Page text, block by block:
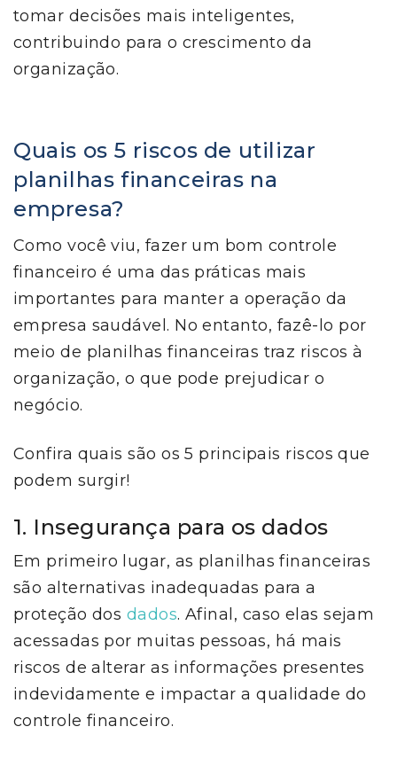
tomar decisões mais inteligentes,
contribuindo para o crescimento da
organização.
Quais os 5 riscos de utilizar
planilhas financeiras na
empresa?
Como você viu, fazer um bom controle
financeiro é uma das práticas mais
importantes para manter a operação da
empresa saudável. No entanto, fazê-lo por
meio de planilhas financeiras traz riscos à
organização, o que pode prejudicar o
negócio.
Confira quais são os 5 principais riscos que
podem surgir!
1. Insegurança para os dados
Em primeiro lugar, as planilhas financeiras
são alternativas inadequadas para a
proteção dos dados. Afinal, caso elas sejam
acessadas por muitas pessoas, há mais
riscos de alterar as informações presentes
indevidamente e impactar a qualidade do
controle financeiro.